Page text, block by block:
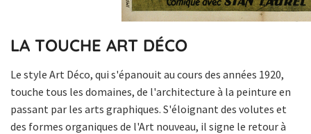
LA TOUCHE ART DÉCO
Le style Art Déco, qui s'épanouit au cours des années 1920,
touche tous les domaines, de l'architecture à la peinture en
passant par les arts graphiques. S'éloignant des volutes et
des formes organiques de l'Art nouveau, il signe le retour à